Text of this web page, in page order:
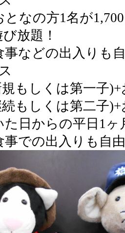
となの方1名が
放題！
事などの出入りも
もしくは第一子
もしくは第二子
た日からの平日1ヶ
事での出入りも自